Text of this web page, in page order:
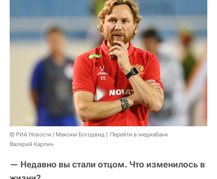
© РИА Новости / Максим Богодвид
Перейти в медиабанк
Валерий Карпин
— Недавно вы стали отцом. Что изменилось в